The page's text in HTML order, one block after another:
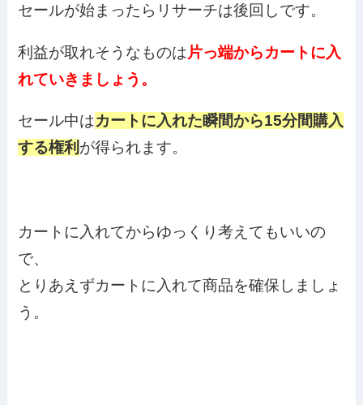
セールが始まったらリサーチは後回しです。
利益が取れそうなものは片っ端からカートに入
れていきましょう。
セール中はカートに入れた瞬間から15分間購入
する権利 が得られます。
カートに入れてからゆっくり考えてもいいの
で、
とりあえずカートに入れて商品を確保しましょ
う。